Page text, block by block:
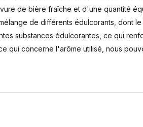
de bière fraîche et d'une quantité
de différents édulcorants, dont le
substances édulcorantes, ce qui
qui concerne l'arôme utilisé, nous